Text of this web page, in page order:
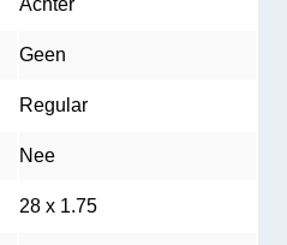
Achter
Geen
Regular
Nee
28 x 1.75